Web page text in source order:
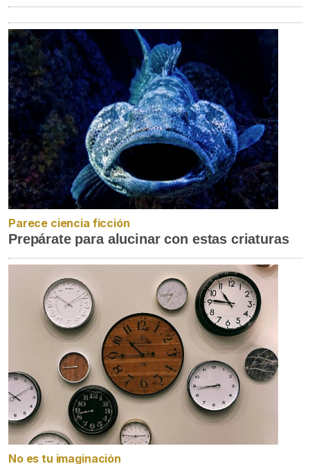
Parece ciencia ficción
Prepárate para alucinar con estas criaturas
No es tu imaginación